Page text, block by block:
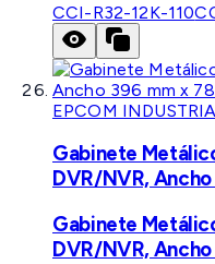
CCI-R32-12K-110
EPCOM
Gabinete
DVR/NVR,
Gabinete
DVR/NVR,